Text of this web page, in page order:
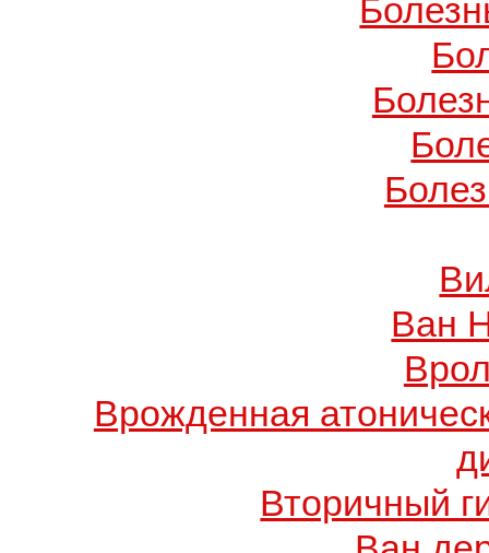
Ван
Врожденная
Вторичный